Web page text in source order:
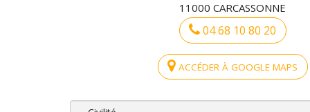
11000 CARCASSONNE
04 68 10 80 20
ACCÉDER À GOOGLE MAPS
Civilité